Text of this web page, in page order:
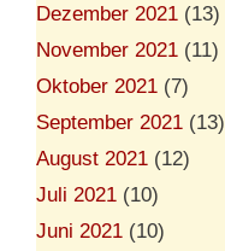
Dezember 2021 (13)
November 2021 (11)
Oktober 2021 (7)
September 2021 (13)
August 2021 (12)
Juli 2021 (10)
Juni 2021 (10)